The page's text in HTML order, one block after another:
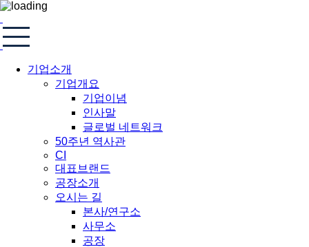
기업소개
기업개요
기업이념
인사말
글로벌 네트워크
50주년 역사관
CI
대표브랜드
공장소개
오시는 길
본사/연구소
사무소
공장